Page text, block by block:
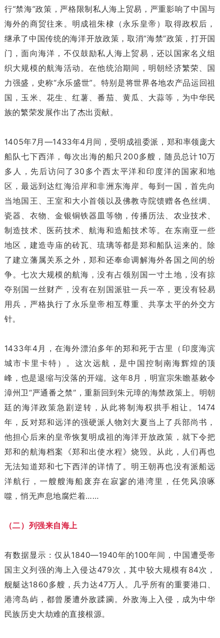
行“禁海”政策，严格限制私人海上贸易，严重影响了中国与
海外的商贸往来。明成祖朱棣（永乐皇帝）取得政权后，
继承了中国传统的海洋开放政策，取消“海禁”政策，打开国
门，面向海洋，不仅鼓励私人海上贸易，还以国家名义组
织大规模的航海活动。在他统治期间，明朝经济繁荣、国
力强盛，史称“永乐盛世”。特别是将世界各地农产品运回祖
国，玉米、花生、红薯、番茄、黄瓜、大蒜等，为中华民
族的繁荣发展作出了杰出贡献。
1405年7月—1433年4月间，受明成祖委派，郑和率领庞大
船队七下西洋，每次出海的船只200多艘，随员总计10万
多人，先后访问了30多个西太平洋和印度洋的国家和地
区，最远到达红海沿岸和非洲东海岸。每到一国，首先向
当地国王、王室和大小首领以及佛教寺院馈赠各色丝绸、
瓷器、衣物、金银铜铁器皿等物，传播历法、农业技术、
制造技术、医药技术、航海和造船技术等。在东南亚一些
地区，建造寺庙的砖瓦、琉璃等都是郑和船队运来的。除
了建立藩属关系之外，郑和还奉命调解海外各国之间的纷
争。七次大规模的航海，没有占领别国一寸土地，没有掠
夺别国一丝财产，没有在别国派驻一兵一卒，更没有轻易
用兵，严格执行了永乐皇帝相互尊重、共享太平的外交方
针。
1433年4月，在海外漂泊多年的郑和死于古里（印度海滨
城市卡里卡特）。这次远航，是中国控制南海辉煌的顶
峰，也是退缩与没落的开端。这年8月，明宣宗朱瞻基敕令
漳州卫“严通番之禁”，重新回到朱元璋的海禁政策上。明朝
廷的海洋政策急剧逆转，从此将制海权拱手相让。1474
年，反对郑和远洋的强硬派人物刘大夏当上了兵部尚书，
他担心后来的皇帝恢复明成祖的海洋开放政策，就下令把
郑和的航海档案《郑和出使水程》烧毁。从此，人们再也
无法知道郑和七下西洋的详情了。明王朝再也没有派船远
洋航行，一艘艘海船废弃在寂寥的港湾里，任凭风浪啄
噬，悄无声息地腐烂着……
（二）列强来自海上
有数据显示：仅从1840—1940年的100年间，中国遭受帝
国主义列强的海上入侵达479次，其中较大规模有84次，
舰艇达1860多艘，兵力达47万人。几乎所有的重要港口、
港湾岛屿，都曾屡遭外敌蹂躏。外敌海上入侵，成为中华
民族历史大劫难的直接根源。